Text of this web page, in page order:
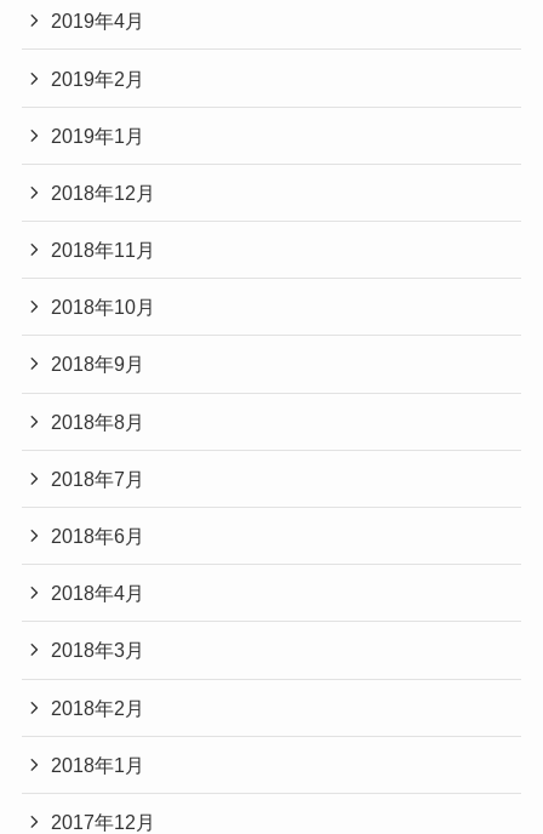
2019年4月
2019年2月
2019年1月
2018年12月
2018年11月
2018年10月
2018年9月
2018年8月
2018年7月
2018年6月
2018年4月
2018年3月
2018年2月
2018年1月
2017年12月